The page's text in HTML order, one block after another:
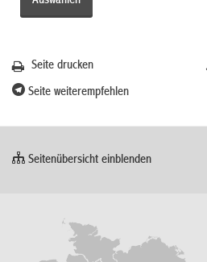
Seite drucken
Seite weiterempfehlen
Seitenübersicht einblenden